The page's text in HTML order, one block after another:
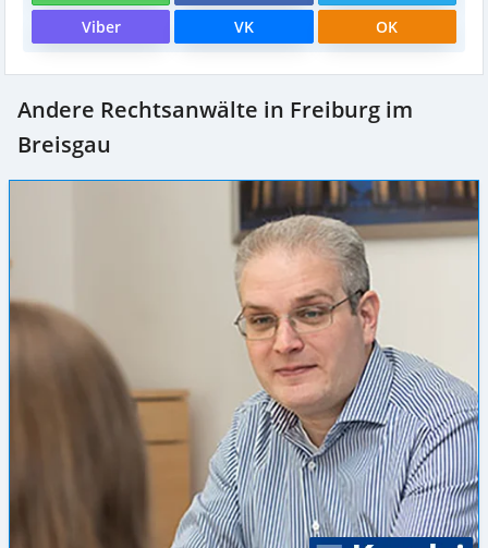
Viber
VK OK
Andere Rechtsanwälte in Freiburg im
Breisgau